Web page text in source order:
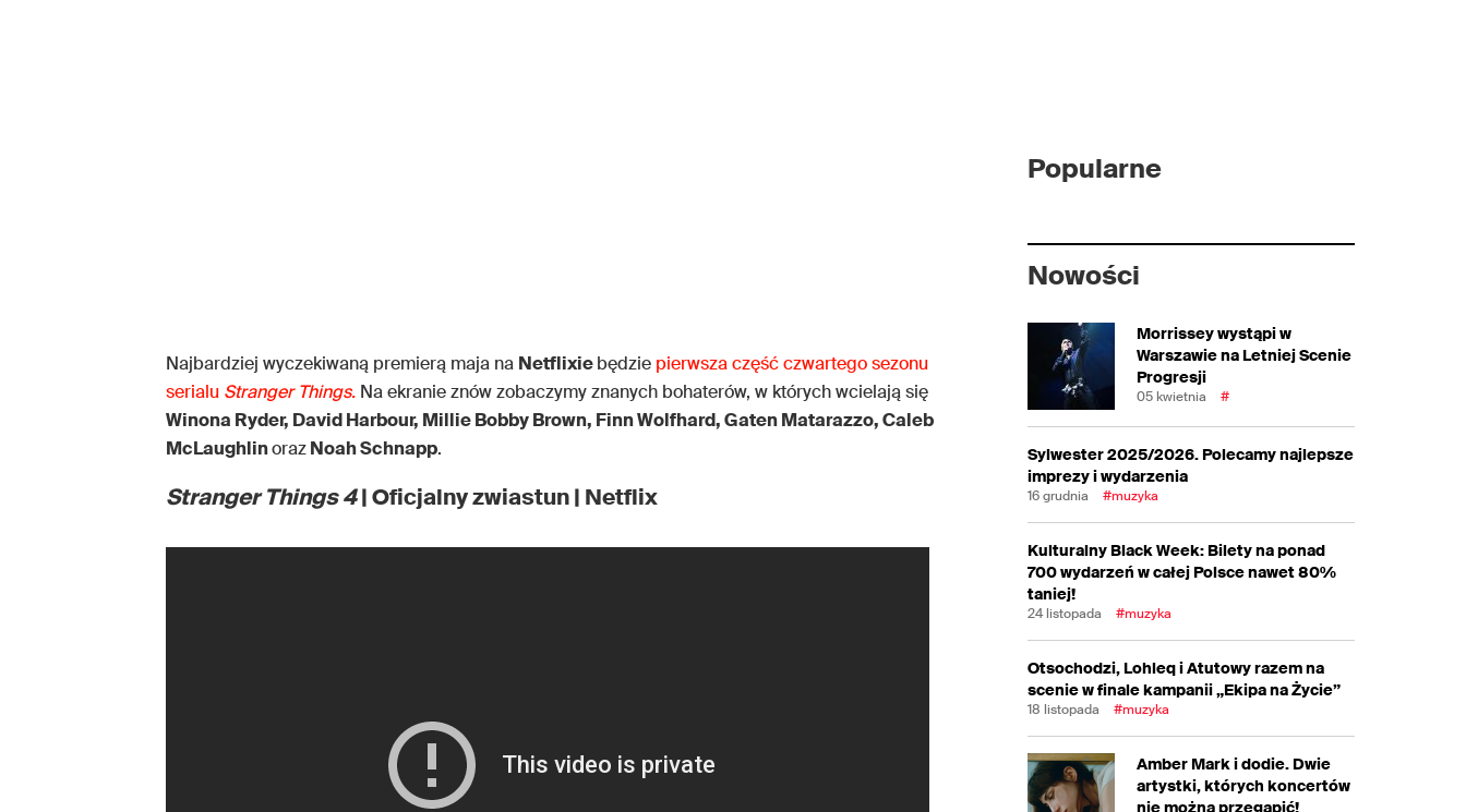
Najbardziej wyczekiwaną premierą maja na Netflixiebędzie pierwsza część czwartego sezonu
serialu Stranger Things. Na ekranie znów zobaczymy znanych bohaterów, w których wcielają się
Winona Ryder, David Harbour, Millie Bobby Brown, Finn Wolfhard, Gaten Matarazzo, Caleb
McLaughlinorazNoah Schnapp.
Stranger Things 4| Oficjalny zwiastun | Netflix
Popularne
Nowości
Morrissey wystąpi w
Warszawie na Letniej Scenie
Progresji
05 kwietnia #
Sylwester 2025/2026. Polecamy najlepsze
imprezy i wydarzenia
16 grudnia #muzyka
Kulturalny Black Week: Bilety na ponad
700 wydarzeń w całej Polsce nawet 80%
taniej!
24 listopada #muzyka
Otsochodzi, Lohleq i Atutowy razem na
scenie w finale kampanii „Ekipa na Życie”
18 listopada #muzyka
Amber Mark i dodie. Dwie
artystki, których koncertów
nie można przegapić!